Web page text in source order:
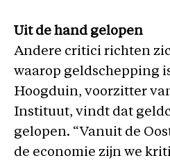
Uit de hand gelopen
Andere critici richten
waarop geldschepping
Hoogduin, voorzitter
Instituut, vindt dat
gelopen. “Vanuit de
de economie zijn we